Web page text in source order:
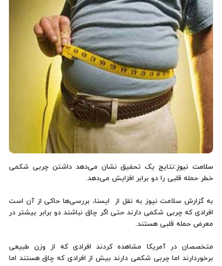
سلامت نیوز:نتایج یک تحقیق نشان می‌دهد داشتن چربی شکمی
خطر حمله قلبی را دو برابر افزایش می‌دهد.
به گزارش سلامت نیوز به نقل از ایسنا، بررسی‌ها حاکی از آن است
افرادی که چربی شکمی دارند حتی اگر چاق نباشند دو برابر بیشتر در
معرض حمله قلبی هستند.
متخصصان در آمریکا مشاهده کردند افرادی که از وزن طبیعی
برخوردارند اما چربی شکمی دارند بیش از افرادی که چاق هستند اما